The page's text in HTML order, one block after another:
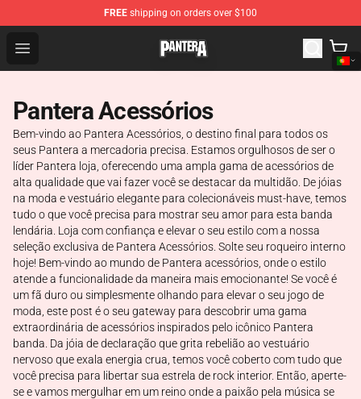
FREE shipping on orders over $100
Open menu
Pantera Store - Official Pantera Merchandise Shop
Pantera Acessórios
Bem-vindo ao Pantera Acessórios, o destino final para todos os
seus Pantera a mercadoria precisa. Estamos orgulhosos de ser o
líder Pantera loja, oferecendo uma ampla gama de acessórios de
alta qualidade que vai fazer você se destacar da multidão. De jóias
na moda e vestuário elegante para colecionáveis must-have, temos
tudo o que você precisa para mostrar seu amor para esta banda
lendária. Loja com confiança e elevar o seu estilo com a nossa
seleção exclusiva de Pantera Acessórios. Solte seu roqueiro interno
hoje! Bem-vindo ao mundo de Pantera acessórios, onde o estilo
atende a funcionalidade da maneira mais emocionante! Se você é
um fã duro ou simplesmente olhando para elevar o seu jogo de
moda, este post é o seu gateway para descobrir uma gama
extraordinária de acessórios inspirados pelo icônico Pantera
banda. Da jóia de declaração que grita rebelião ao vestuário
nervoso que exala energia crua, temos você coberto com tudo que
você precisa para libertar sua estrela de rock interior. Então, aperte-
se e vamos mergulhar em um reino onde a paixão pela música se